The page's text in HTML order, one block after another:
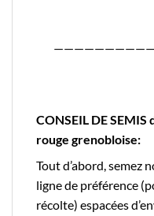
CONSEIL DE
rouge grenobloise:
Tout d’abord, semez
ligne de préférence
récolte) espacées